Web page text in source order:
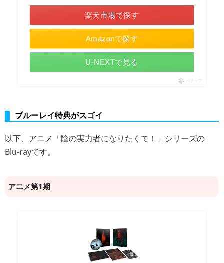
楽天市場で探す
Amazonで探す
U-NEXTで見る
ポチップ
ブルーレイ特典がスゴイ
以下、アニメ「陰の実力者になりたくて！」シリーズの
Blu-rayです。
アニメ第1期